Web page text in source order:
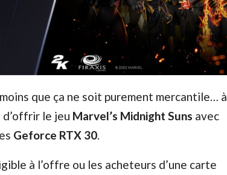
que ça ne soit purement mercantile… à
le jeu Marvel’s Midnight Suns avec
Geforce RTX 30.
à l’offre ou les acheteurs d’une carte